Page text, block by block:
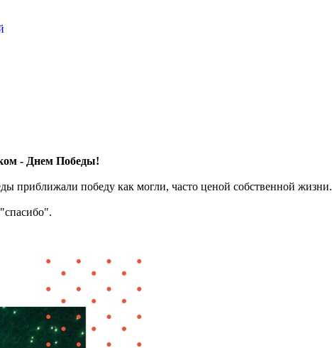
- Днем Победы!
приближали победу как могли, часто ценой собственной жизни.